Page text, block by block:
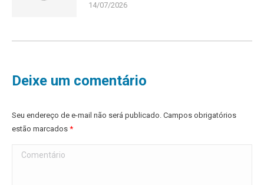
14/07/2026
Deixe um comentário
Seu endereço de e-mail não será publicado. Campos obrigatórios
estão marcados *
Comentário